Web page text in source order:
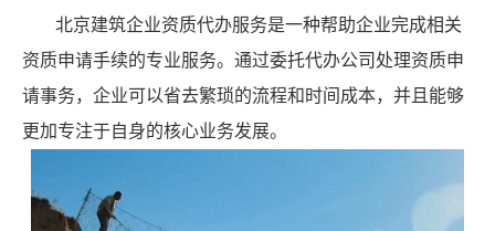
北京建筑企业资质代办服务是一种帮助企业完成相关
资质申请手续的专业服务。通过委托代办公司处理资质申
请事务，企业可以省去繁琐的流程和时间成本，并且能够
更加专注于自身的核心业务发展。